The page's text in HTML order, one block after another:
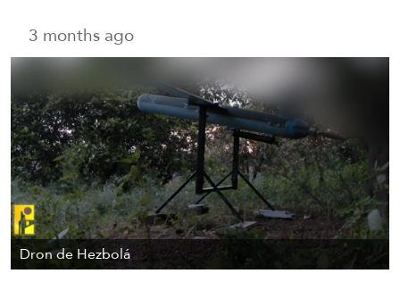
3 months ago
Dron de Hezbolá